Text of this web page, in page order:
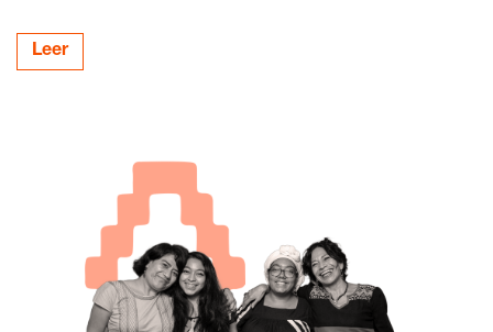
Leer